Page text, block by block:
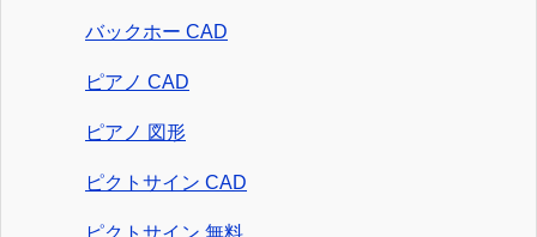
バックホー CAD
ピアノ CAD
ピアノ 図形
ピクトサイン CAD